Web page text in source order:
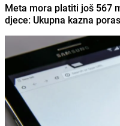
Meta mora platiti još 567
djece: Ukupna kazna